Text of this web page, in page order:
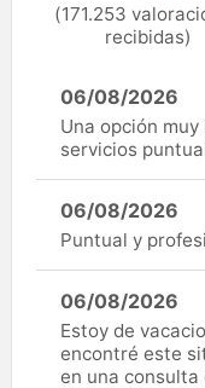
(171.253
recibidas)
06/08/2026
Una opción
servicios
06/08/2026
Puntual y
06/08/2026
Estoy de
encontré este
en una consulta